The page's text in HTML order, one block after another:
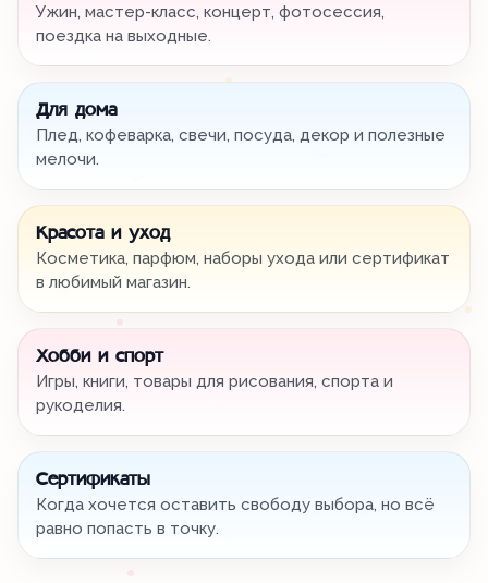
Ужин, мастер-класс, концерт, фотосессия,
поездка на выходные.
Для дома
Плед, кофеварка, свечи, посуда, декор и полезные
мелочи.
Красота и уход
Косметика, парфюм, наборы ухода или сертификат
в любимый магазин.
Хобби и спорт
Игры, книги, товары для рисования, спорта и
рукоделия.
Сертификаты
Когда хочется оставить свободу выбора, но всё
равно попасть в точку.